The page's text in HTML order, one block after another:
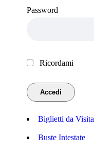
Password
Ricordami
Biglietti da Visita
Buste Intestate